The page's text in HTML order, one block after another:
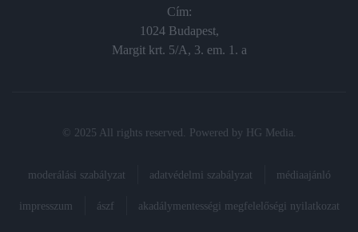
Cím:
1024 Budapest,
Margit krt. 5/A, 3. em. 1. a
© 2025 All rights reserved. Powered by HG Media
moderálási szabályzat adatvédelmi szabályzat médiaajánló
impresszum ászf akadálymentességi megfelelőségi nyilatkozat